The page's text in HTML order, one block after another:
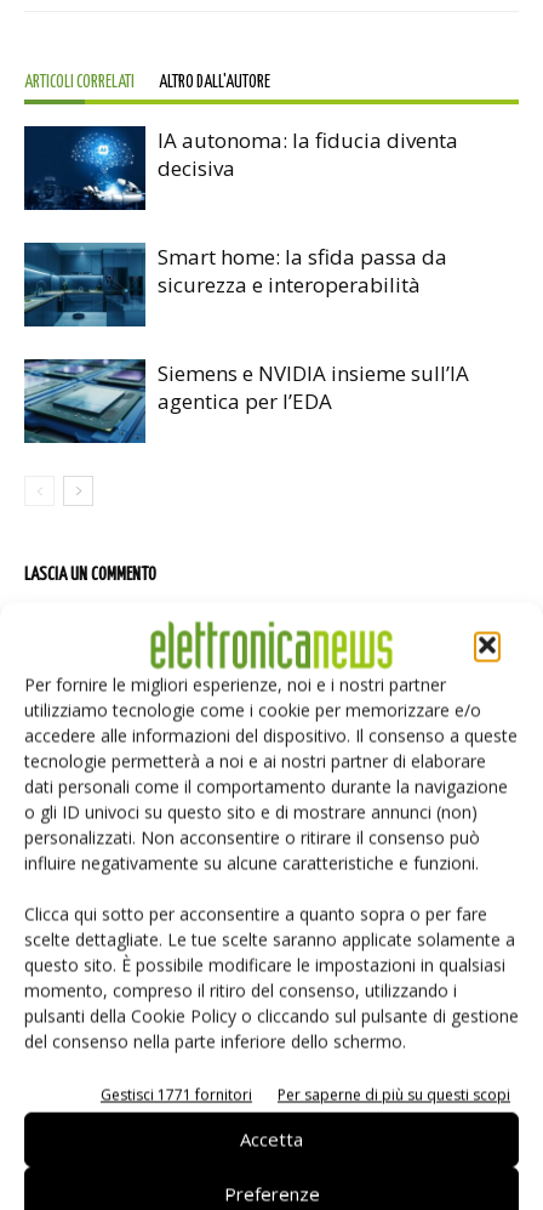
Per fornire le migliori esperienze, noi e i nostri partner
utilizziamo tecnologie come i cookie per memorizzare e/o
accedere alle informazioni del dispositivo. Il consenso a queste
tecnologie permetterà a noi e ai nostri partner di elaborare
dati personali come il comportamento durante la navigazione
o gli ID univoci su questo sito e di mostrare annunci (non)
personalizzati. Non acconsentire o ritirare il consenso può
influire negativamente su alcune caratteristiche e funzioni.
Clicca qui sotto per acconsentire a quanto sopra o per fare
scelte dettagliate. Le tue scelte saranno applicate solamente a
questo sito. È possibile modificare le impostazioni in qualsiasi
momento, compreso il ritiro del consenso, utilizzando i
pulsanti della Cookie Policy o cliccando sul pulsante di gestione
del consenso nella parte inferiore dello schermo.
Gestisci 1771 fornitori Per saperne di più su questi scopi
Accetta
Preferenze
ARTICOLI CORRELATI ALTRO DALL'AUTORE
IA autonoma: la fiducia diventa
decisiva
Smart home: la sfida passa da
sicurezza e interoperabilità
Siemens e NVIDIA insieme sull’IA
agentica per l’EDA
LASCIA UN COMMENTO
Salva il mio nome, email e sito web in questo browser per i